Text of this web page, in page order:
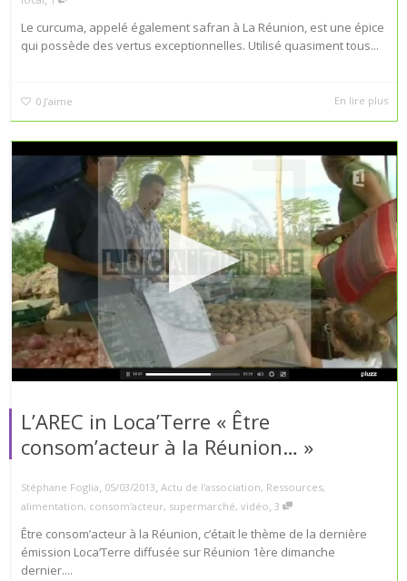
Le curcuma, appelé également safran à La Réunion, est une épice
qui possède des vertus exceptionnelles. Utilisé quasiment tous...
0 J’aime En lire plus
L’AREC in Loca’Terre « Être
consom’acteur à la Réunion… »
Stéphane Foglia, 05/03/2013, Actu de l'association, Ressources,
alimentation, consom'acteur, supermarché, vidéo, 3
Être consom’acteur à la Réunion, c’était le thème de la dernière
émission Loca’Terre diffusée sur Réunion 1ère dimanche
dernier....